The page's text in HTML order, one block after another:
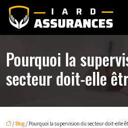
Pourquoi la
secteur doit-elle
/ Blog / Pourquoi la supervision du secteur doit-elle